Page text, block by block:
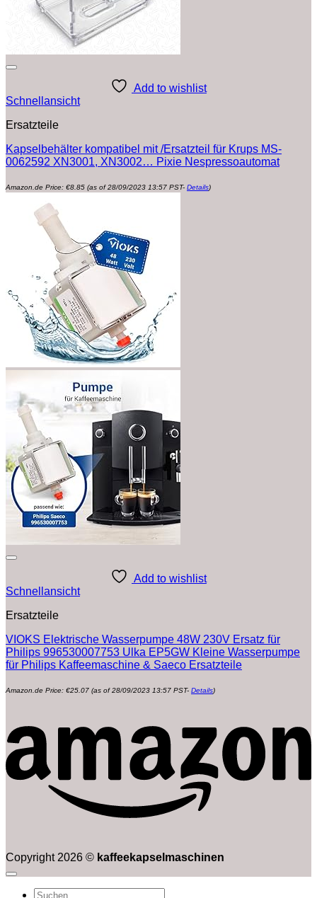
Add to wishlist
Schnellansicht
Ersatzteile
Kapselbehälter kompatibel mit /Ersatzteil für Krups MS-
0062592 XN3001, XN3002… Pixie Nespressoautomat
Amazon.de Price: €8.85 (as of 28/09/2023 13:57 PST- Details)
Add to wishlist
Schnellansicht
Ersatzteile
VIOKS Elektrische Wasserpumpe 48W 230V Ersatz für
Philips 996530007753 Ulka EP5GW Kleine Wasserpumpe
für Philips Kaffeemaschine & Saeco Ersatzteile
Amazon.de Price: €25.07 (as of 28/09/2023 13:57 PST- Details)
Copyright 2026 © kaffeekapselmaschinen
Suchen